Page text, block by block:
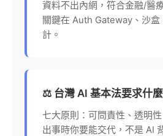
資料不出內網，符合金融/醫
關鍵在 Auth Gateway、沙盒
計。
⚖️ 台灣 AI 基本法要求什
七大原則：可問責性、透明
出事時你要能交代，不是 AI